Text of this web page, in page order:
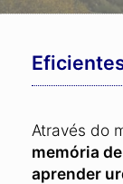
Através do
memória
aprender